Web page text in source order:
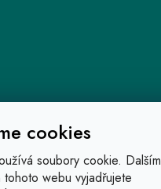
cookies
soubory cookie. Dalším
webu vyjadřujete